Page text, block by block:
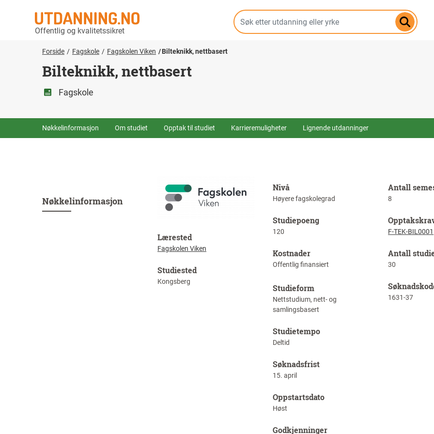
hovedinnhold
Offentlig og kvalitetssikret
Forside Fagskole Fagskolen Viken Bilteknikk, nettbasert
Bilteknikk, nettbasert
Fagskole
Nøkkelinformasjon Om studiet Opptak til studiet Karrieremuligheter Lignende utdanninger
Nøkkelinformasjon
Lærested
Fagskolen Viken
Studiested
Kongsberg
Nivå
Høyere fagskolegrad
Studiepoeng
120
Kostnader
Offentlig finansiert
Studieform
Nettstudium, nett- og
samlingsbasert
Studietempo
Deltid
Søknadsfrist
15. april
Oppstartsdato
Høst
Godkjenninger
Antall
8
F-TEK-BIL0001
Antall
30
1631-37